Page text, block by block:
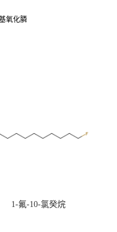
氧化膦
1-氟-10-氯癸烷